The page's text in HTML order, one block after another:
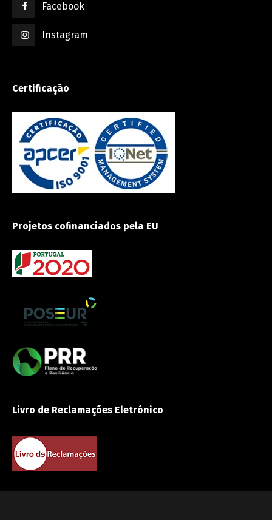
Facebook
Instagram
Certificação
Projetos cofinanciados pela EU
Livro de Reclamações Eletrónico